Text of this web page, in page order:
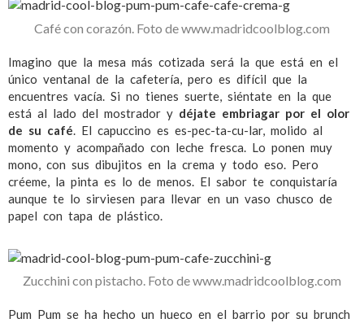
Café con corazón. Foto de www.madridcoolblog.com
Imagino que la mesa más cotizada será la que está en el
único ventanal de la cafetería, pero es difícil que la
encuentres vacía. Si no tienes suerte, siéntate en la que
está al lado del mostrador y déjate embriagar por el olor
de su café. El capuccino es es-pec-ta-cu-lar, molido al
momento y acompañado con leche fresca. Lo ponen muy
mono, con sus dibujitos en la crema y todo eso. Pero
créeme, la pinta es lo de menos. El sabor te conquistaría
aunque te lo sirviesen para llevar en un vaso chusco de
papel con tapa de plástico.
Zucchini con pistacho. Foto de www.madridcoolblog.com
Pum Pum se ha hecho un hueco en el barrio por su brunch